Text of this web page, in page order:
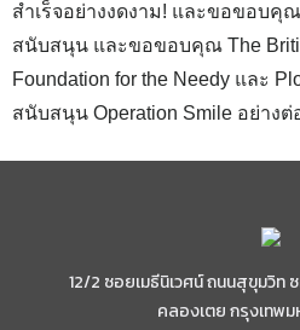
สำเร็จอย่างงดงาม! และขอขอบ
สนับสนุน และขอขอบคุณ The
Foundation for the Needy และ
สนับสนุน Operation Smile อย่างต่
12/2 ซอยเมธีนิเวศน์ ถนนสุขุมวิท
คลองเตย กรุงเทพม